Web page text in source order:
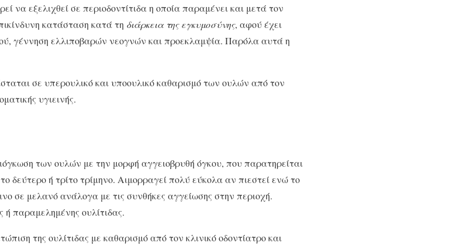
να εξελιχθεί σε περιοδοντίτιδα η οποία παραμένει και μετά τον
κατάσταση κατά τη διάρκεια της εγκυμοσύνης, αφού έχει
γέννηση ελλιποβαρών νεογνών και προεκλαμψία. Παρόλα αυτά η
σε υπερουλικό και υποουλικό καθαρισμό των ουλών από τον
υγιεινής.
των ουλών με την μορφή αγγειοβρυθή όγκου, που παρατηρείται
δεύτερο ή τρίτο τρίμηνο. Αιμορραγεί πολύ εύκολα αν πιεστεί ενώ το
σε μελανό ανάλογα με τις συνθήκες αγγείωσης στην περιοχή.
παραμελημένης ουλίτιδας.
της ουλίτιδας με καθαρισμό από τον κλινικό οδοντίατρο και